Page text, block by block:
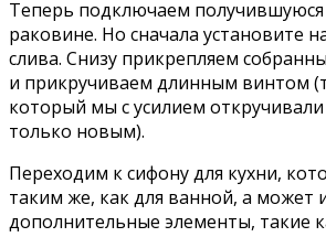
Теперь подключаем
раковине. Но сначала установите
слива. Снизу прикрепляем
и прикручиваем длинным винтом
который мы с усилием
только новым).
Переходим к сифону для кухни,
таким же, как для ванной, а может
дополнительные элементы, такие